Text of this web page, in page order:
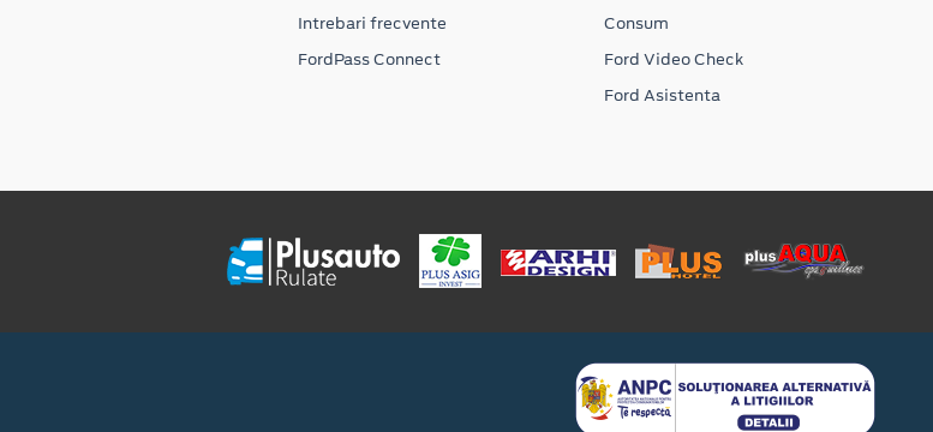
Intrebari frecvente
FordPass Connect
Consum
Ford Video Check
Ford Asistenta